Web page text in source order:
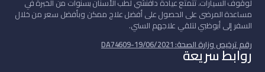
روابط سريعة
لوقوف السيارات. تتمتع عيادة دافنشي لطب الأسنان بسنوات من الخبرة في
مساعدة المرضى على الحصول على أفضل علاج ممكن وبأفضل سعر من خلال
السفر إلى أبوظبي لتلقي علاجهم السني.
رقم ترخيص وزارة الصحة: DA74609-19/06/2021